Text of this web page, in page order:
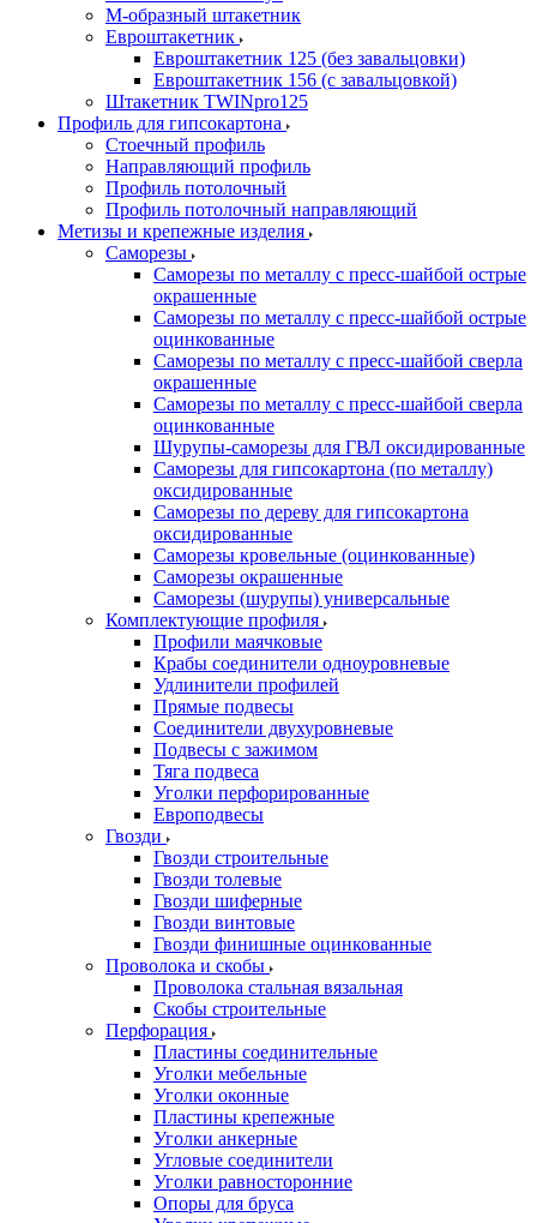
М-образный штакетник
Евроштакетник
Евроштакетник 125 (без завальцовки)
Евроштакетник 156 (с завальцовкой)
Штакетник TWINpro125
Профиль для гипсокартона
Стоечный профиль
Направляющий профиль
Профиль потолочный
Профиль потолочный направляющий
Метизы и крепежные изделия
Саморезы
Саморезы по металлу с пресс-шайбой острые
окрашенные
Саморезы по металлу с пресс-шайбой острые
оцинкованные
Саморезы по металлу с пресс-шайбой сверла
окрашенные
Саморезы по металлу с пресс-шайбой сверла
оцинкованные
Шурупы-саморезы для ГВЛ оксидированные
Саморезы для гипсокартона (по металлу)
оксидированные
Саморезы по дереву для гипсокартона
оксидированные
Саморезы кровельные (оцинкованные)
Саморезы окрашенные
Саморезы (шурупы) универсальные
Комплектующие профиля
Профили маячковые
Крабы соединители одноуровневые
Удлинители профилей
Прямые подвесы
Соединители двухуровневые
Подвесы с зажимом
Тяга подвеса
Уголки перфорированные
Европодвесы
Гвозди
Гвозди строительные
Гвозди толевые
Гвозди шиферные
Гвозди винтовые
Гвозди финишные оцинкованные
Проволока и скобы
Проволока стальная вязальная
Скобы строительные
Перфорация
Пластины соединительные
Уголки мебельные
Уголки оконные
Пластины крепежные
Уголки анкерные
Угловые соединители
Уголки равносторонние
Опоры для бруса